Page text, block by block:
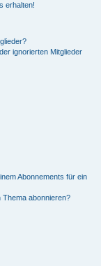
erhalten!
ignorierten Mitglieder
Abonnements für ein
abonnieren?